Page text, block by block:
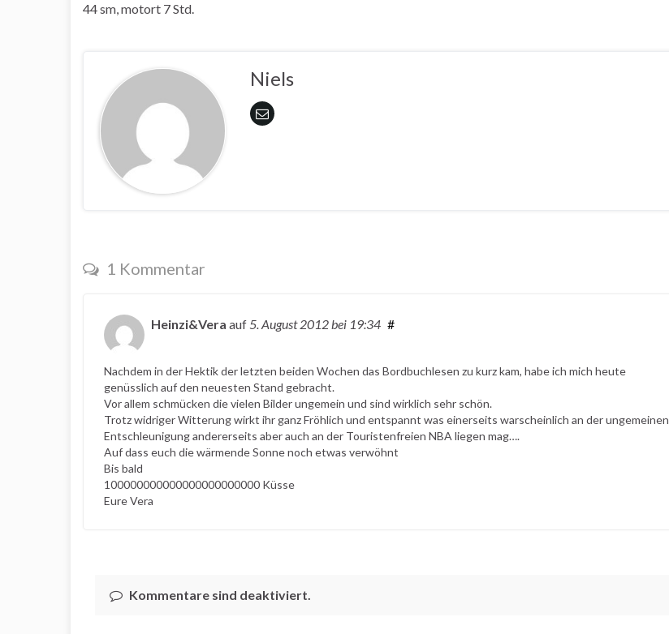
44 sm, motort 7 Std.
Niels
1 Kommentar
Heinzi&Vera auf 5. August 2012 bei 19:34 #
Nachdem in der Hektik der letzten beiden Wochen das Bordbuchlesen zu kurz kam, habe ich mich heute
genüsslich auf den neuesten Stand gebracht.
Vor allem schmücken die vielen Bilder ungemein und sind wirklich sehr schön.
Trotz widriger Witterung wirkt ihr ganz Fröhlich und entspannt was einerseits warscheinlich an der ungemeinen
Entschleunigung andererseits aber auch an der Touristenfreien NBA liegen mag….
Auf dass euch die wärmende Sonne noch etwas verwöhnt
Bis bald
100000000000000000000000 Küsse
Eure Vera
Kommentare sind deaktiviert.